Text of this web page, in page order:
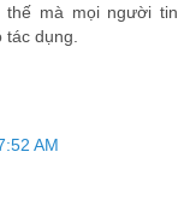
thế mà mọi người tin
dụng.
AM